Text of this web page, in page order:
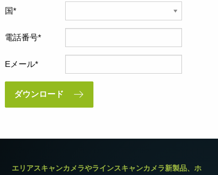
国
電話番号
Eメール
ダウンロード
エリアスキャンカメラやラインスキャンカメラ新製品、ホ